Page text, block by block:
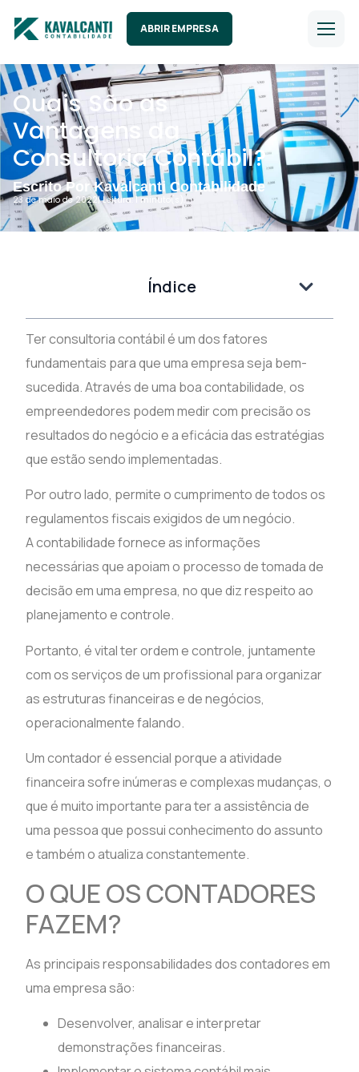
ABRIR EMPRESA
Quais São as
Vantagens da
Consultoria Contábil?
Escrito Por Kavalcanti Contabilidade
23 de maio de 2022| Leitura: 1 minuto(s).
Índice
Ter consultoria contábil é um dos fatores
fundamentais para que uma empresa seja bem-
sucedida. Através de uma boa contabilidade, os
empreendedores podem medir com precisão os
resultados do negócio e a eficácia das estratégias
que estão sendo implementadas.
Por outro lado, permite o cumprimento de todos os
regulamentos fiscais exigidos de um negócio.
A contabilidade fornece as informações
necessárias que apoiam o processo de tomada de
decisão em uma empresa, no que diz respeito ao
planejamento e controle.
Portanto, é vital ter ordem e controle, juntamente
com os serviços de um profissional para organizar
as estruturas financeiras e de negócios,
operacionalmente falando.
Um contador é essencial porque a atividade
financeira sofre inúmeras e complexas mudanças, o
que é muito importante para ter a assistência de
uma pessoa que possui conhecimento do assunto
e também o atualiza constantemente.
O QUE OS CONTADORES
FAZEM?
As principais responsabilidades dos contadores em
uma empresa são:
Desenvolver, analisar e interpretar
demonstrações financeiras.